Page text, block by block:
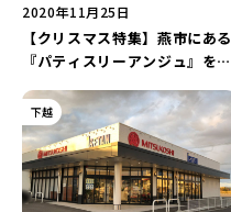
2020年11月25日
【クリスマス特集】燕市にある
『パティスリーアンジュ』をご
下越